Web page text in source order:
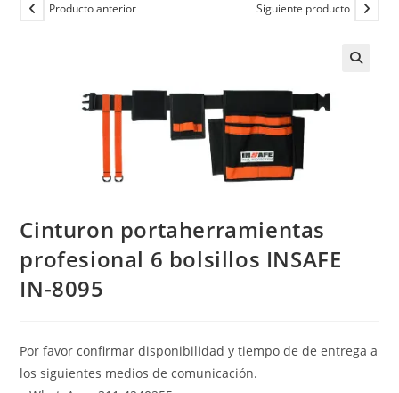
Producto anterior Siguiente producto
Cinturon portaherramientas
profesional 6 bolsillos INSAFE
IN-8095
Por favor confirmar disponibilidad y tiempo de de entrega a
los siguientes medios de comunicación.